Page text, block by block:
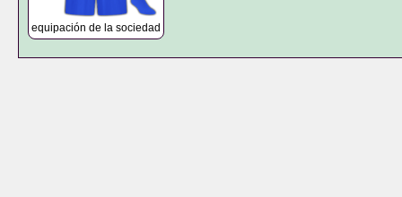
equipación de la sociedad